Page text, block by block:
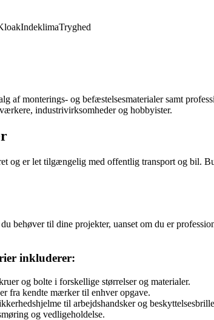
IndeklimaTryghed
af monterings- og befæstelsesmaterialer samt
industrivirksomheder og hobbyister.
og er let tilgængelig med offentlig transport og bil.
behøver til dine projekter, uanset om du er
inkluderer:
og bolte i forskellige størrelser og materialer.
fra kendte mærker til enhver opgave.
til arbejdshandsker og
og vedligeholdelse.